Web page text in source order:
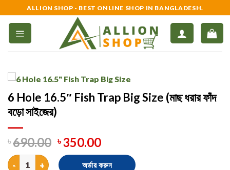
to
content
ALLION SHOP - BEST ONLINE SHOP IN BANGLADESH.
6 Hole 16.5″ Fish Trap Big Size (মাছ ধরার ফাঁদ
বড়ো সাইজের)
৳690.00 ৳350.00
6 Hole 16.5" Fish Trap Big Size (মাছ ধরার ফাঁদ বড়ো সাইজের) quantity
অর্ডার করুন